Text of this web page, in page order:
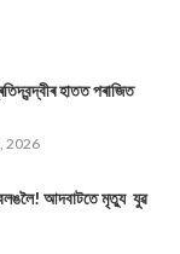
হাতত পৰাজিত
2026
আদবাটতে মৃত্যু যুৱ